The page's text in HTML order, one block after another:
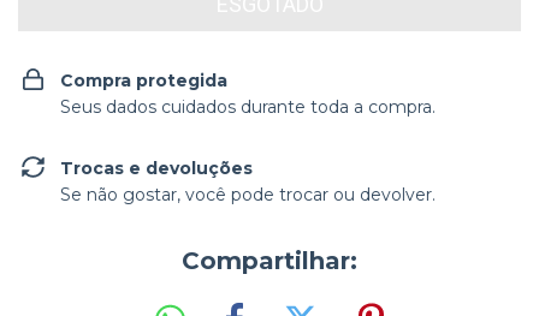
Compra protegida
Seus dados cuidados durante toda a compra.
Trocas e devoluções
Se não gostar, você pode trocar ou devolver.
Compartilhar: